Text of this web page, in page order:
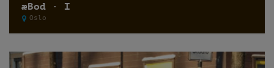
æBod · I
Oslo